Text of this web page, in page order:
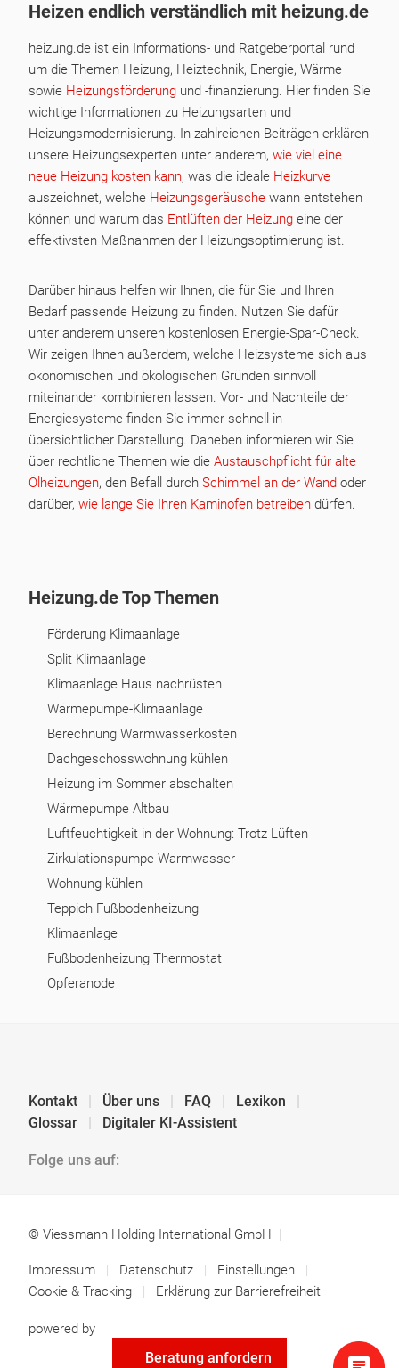
Beratung anfordern
Heizen endlich verständlich mit heizung.de
heizung.de ist ein Informations- und Ratgeberportal rund
um die Themen Heizung, Heiztechnik, Energie, Wärme
sowie Heizungsförderung und -finanzierung. Hier finden Sie
wichtige Informationen zu Heizungsarten und
Heizungsmodernisierung. In zahlreichen Beiträgen erklären
unsere Heizungsexperten unter anderem, wie viel eine
neue Heizung kosten kann, was die ideale Heizkurve
auszeichnet, welche Heizungsgeräusche wann entstehen
können und warum das Entlüften der Heizung eine der
effektivsten Maßnahmen der Heizungsoptimierung ist.
Darüber hinaus helfen wir Ihnen, die für Sie und Ihren
Bedarf passende Heizung zu finden. Nutzen Sie dafür
unter anderem unseren kostenlosen Energie-Spar-Check.
Wir zeigen Ihnen außerdem, welche Heizsysteme sich aus
ökonomischen und ökologischen Gründen sinnvoll
miteinander kombinieren lassen. Vor- und Nachteile der
Energiesysteme finden Sie immer schnell in
übersichtlicher Darstellung. Daneben informieren wir Sie
über rechtliche Themen wie die Austauschpflicht für alte
Ölheizungen, den Befall durch Schimmel an der Wand oder
darüber, wie lange Sie Ihren Kaminofen betreiben dürfen.
Heizung.de Top Themen
Förderung Klimaanlage
Split Klimaanlage
Klimaanlage Haus nachrüsten
Wärmepumpe-Klimaanlage
Berechnung Warmwasserkosten
Dachgeschosswohnung kühlen
Heizung im Sommer abschalten
Wärmepumpe Altbau
Luftfeuchtigkeit in der Wohnung: Trotz Lüften
Zirkulationspumpe Warmwasser
Wohnung kühlen
Teppich Fußbodenheizung
Klimaanlage
Fußbodenheizung Thermostat
Opferanode
Kontakt Über uns FAQ
Lexikon
Glossar
Digitaler KI-Assistent
Folge uns auf:
© Viessmann Holding International GmbH
Impressum Datenschutz
Einstellungen
Cookie & Tracking
Erklärung zur Barrierefreiheit
powered by